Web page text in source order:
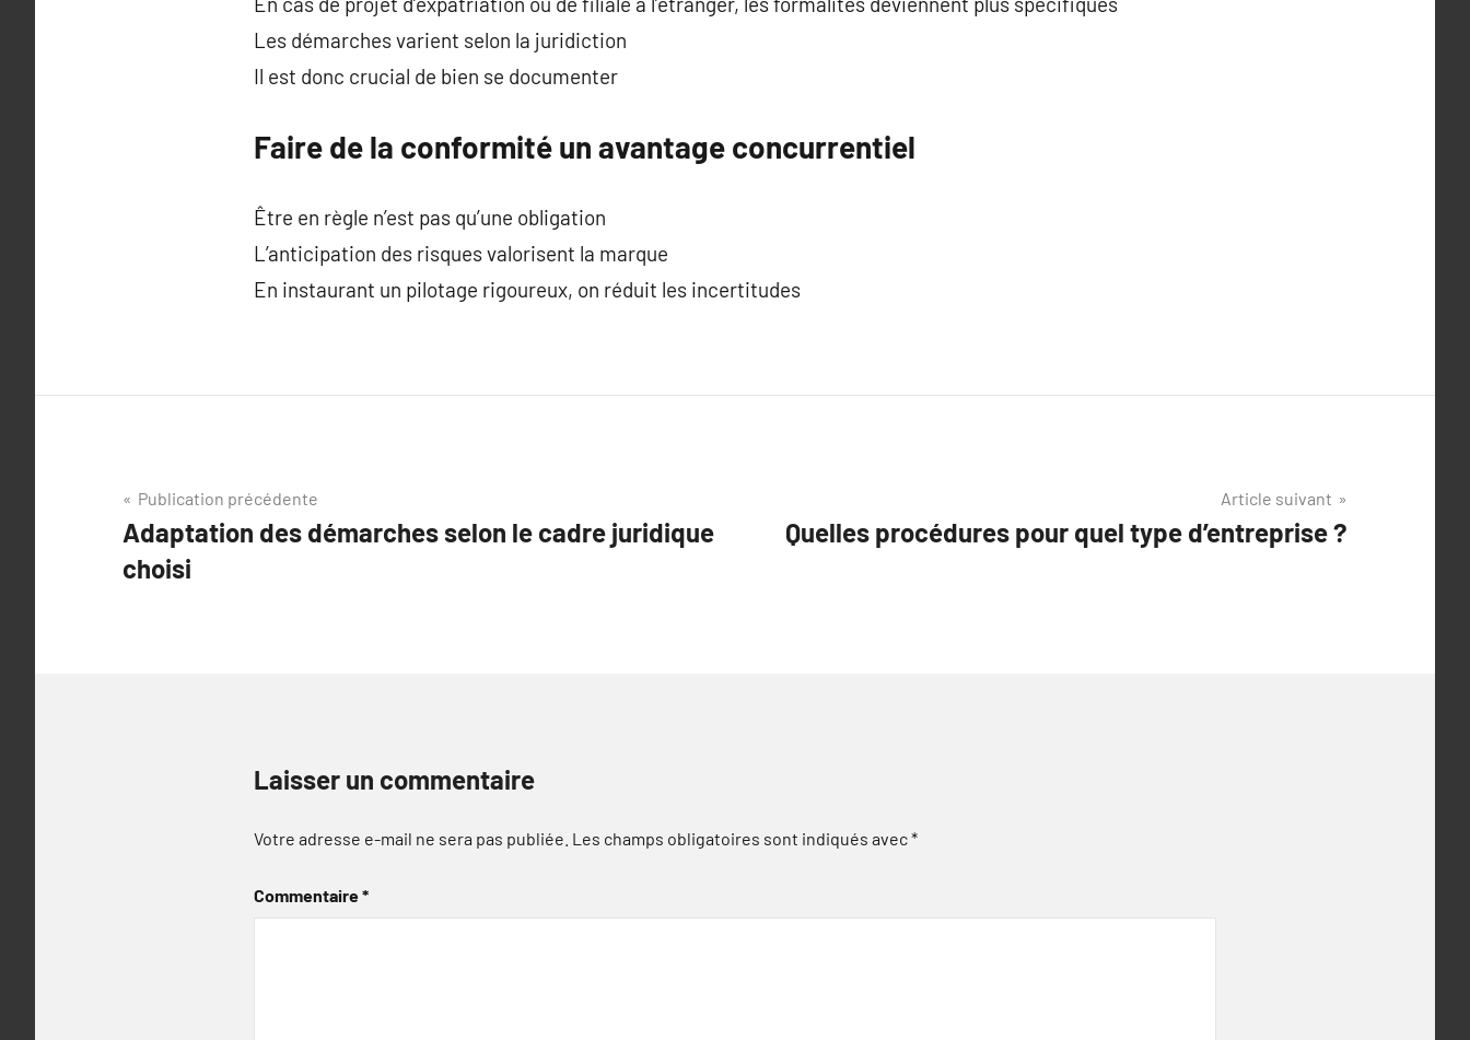
Les démarches varient selon la juridiction
Il est donc crucial de bien se documenter
Faire de la conformité un avantage concurrentiel
Être en règle n’est pas qu’une obligation
L’anticipation des risques valorisent la marque
En instaurant un pilotage rigoureux, on réduit les incertitudes
Navigation
de
l’article
Publication précédente
Adaptation des démarches selon le cadre juridique
choisi
Article suivant
Quelles procédures pour quel type d’entreprise ?
Laisser un commentaire
Votre adresse e-mail ne sera pas publiée. Les champs obligatoires sont indiqués avec*
Commentaire*